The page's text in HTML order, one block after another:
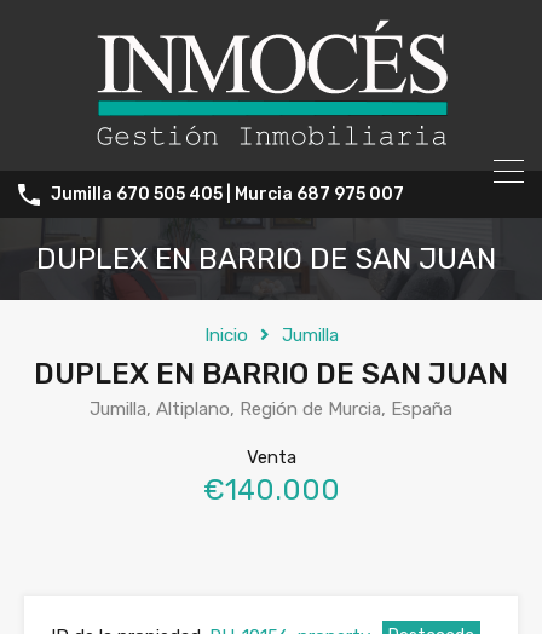
Jumilla 670 505 405 | Murcia 687 975 007
DUPLEX EN BARRIO DE SAN JUAN
Inicio Jumilla
DUPLEX EN BARRIO DE SAN JUAN
Jumilla, Altiplano, Región de Murcia, España
Venta
€140.000